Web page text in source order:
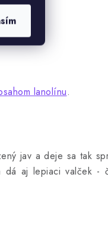
lanolínu.
jav a deje sa tak
dá aj lepiaci valček -